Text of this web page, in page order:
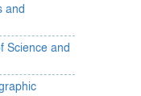
and
Science and